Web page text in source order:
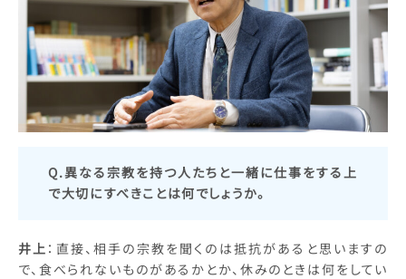
Q.異なる宗教を持つ人たちと一緒に仕事をする上
で大切にすべきことは何でしょうか。
井上 ：直接、相手の宗教を聞くのは抵抗があると思いますの
で、食べられないものがあるかとか、休みのときは何をしてい